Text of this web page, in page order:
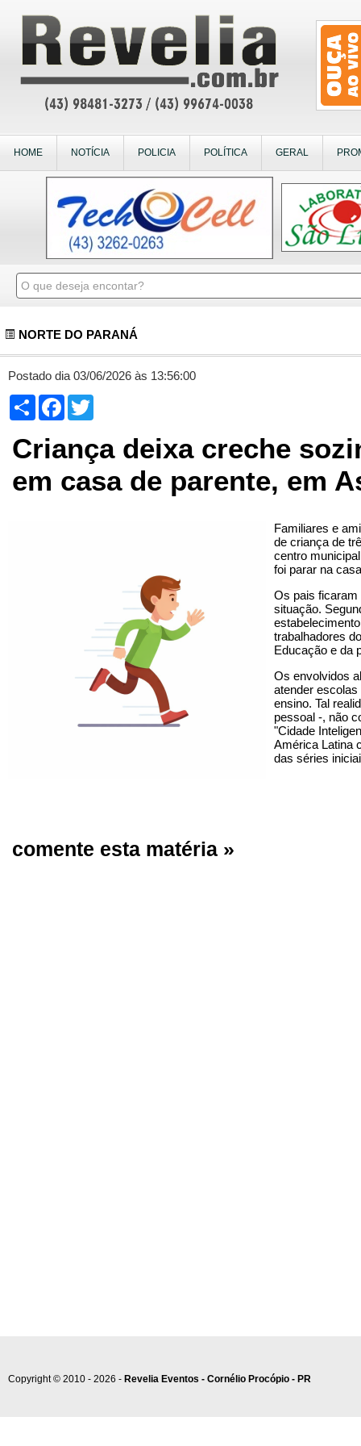
HOME NOTÍCIA POLICIA POLÍTICA GERAL
NORTE DO PARANÁ
Postado dia 03/06/2026 às 13:56:00
Compartilhar
Facebook
Criança deixa creche
em casa de parente, em
Familiares e
de criança de
centro
foi parar na
Os pais ficaram
situação.
trabalhadores
Educação e da
Os envolvidos
atender
ensino. Tal
pessoal -, não
"Cidade
América Latina
das séries
comente esta matéria »
Copyright © 2010 - 2026 - Revelia Eventos - Cornélio Procópio - PR